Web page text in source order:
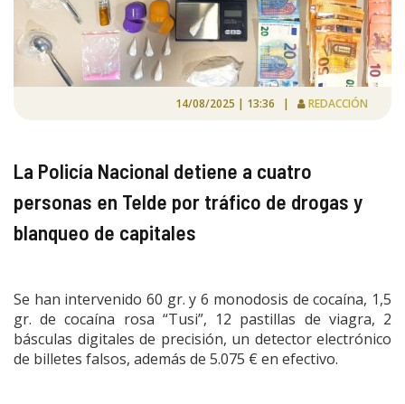
14/08/2025 | 13:36 | REDACCIÓN
La Policía Nacional detiene a cuatro
personas en Telde por tráfico de drogas y
blanqueo de capitales
Se han intervenido 60 gr. y 6 monodosis de cocaína, 1,5
gr. de cocaína rosa “Tusi”, 12 pastillas de viagra, 2
básculas digitales de precisión, un detector electrónico
de billetes falsos, además de 5.075 € en efectivo.